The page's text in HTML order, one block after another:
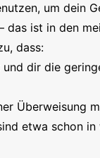
um dein
das ist in den
dass:
dir die
Überweisung
etwa schon